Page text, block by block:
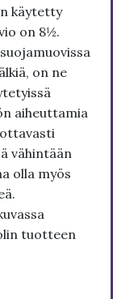
käytetty
on 8½.
on ne
aiheuttamia
vähintään
olla myös
tuotteen